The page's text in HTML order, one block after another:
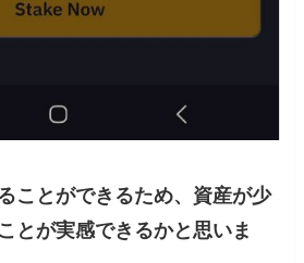
ことができるため、資産が少
とが実感できるかと思いま